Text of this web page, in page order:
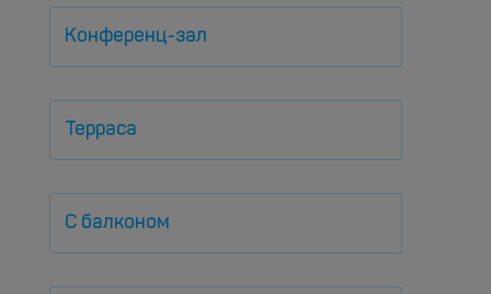
Конференц-зал
Терраса
С балконом